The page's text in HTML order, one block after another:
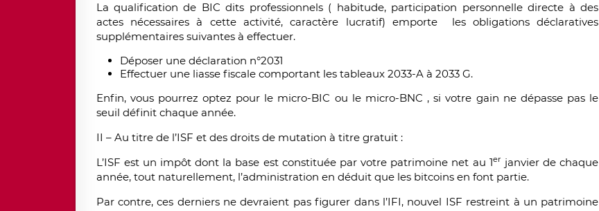
La qualification de BIC dits professionnels ( habitude, participation personnelle directe à des
actes nécessaires à cette activité, caractère lucratif) emporte les obligations déclaratives
supplémentaires suivantes à effectuer.
Déposer une déclaration n°2031
Effectuer une liasse fiscale comportant les tableaux 2033-A à 2033 G.
Enfin, vous pourrez optez pour le micro-BIC ou le micro-BNC , si votre gain ne dépasse pas le
seuil définit chaque année.
II – Au titre de l’ISF et des droits de mutation à titre gratuit :
L’ISF est un impôt dont la base est constituée par votre patrimoine net au 1er janvier de chaque
année, tout naturellement, l’administration en déduit que les bitcoins en font partie.
Par contre, ces derniers ne devraient pas figurer dans l’IFI, nouvel ISF restreint à un patrimoine